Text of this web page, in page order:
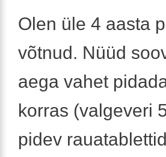
Olen üle 4 aasta
võtnud. Nüüd
aega vahet
korras (valgeveri
pidev